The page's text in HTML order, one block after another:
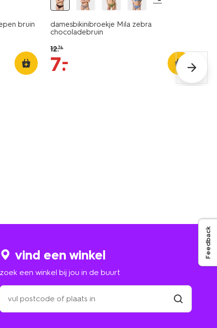
bruin
damesbikinibroekje Mila zebra
chocoladebruin
12.74
7.
–
vind een winkel
zoek een winkel bij jou in de buurt
zoek
een
winkel
Feedback